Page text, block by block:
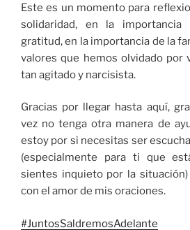
Este es un momento para
solidaridad, en la
gratitud, en la importancia de la
valores que hemos olvidado por
tan agitado y narcisista.
Gracias por llegar hasta aquí,
vez no tenga otra manera de
estoy por si necesitas ser
(especialmente para ti que
sientes inquieto por la
con el amor de mis oraciones.
#JuntosSaldremosAdelante